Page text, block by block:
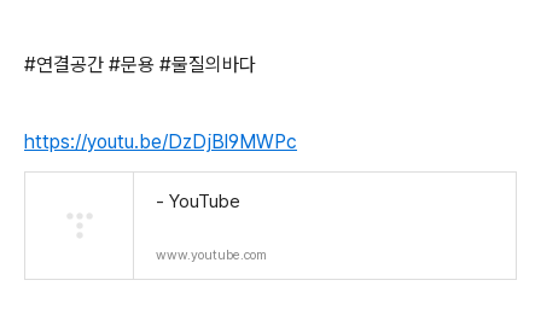
#연결공간 #문용 #물질의바다
https://youtu.be/DzDjBl9MWPc
- YouTube
www.youtube.com